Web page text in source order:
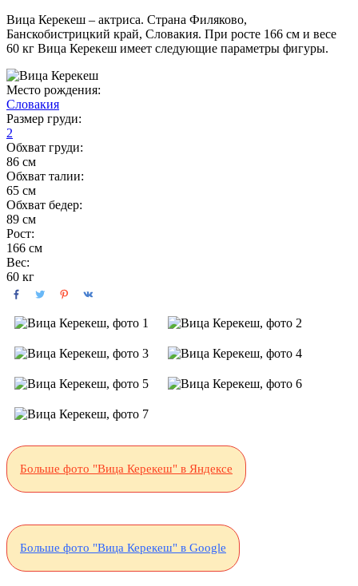
Вица Керекеш – актриса. Страна Филяково,
Банскобистрицкий край, Словакия. При росте 166 см и весе
60 кг Вица Керекеш имеет следующие параметры фигуры.
Место рождения:
Словакия
Размер груди:
2
Обхват груди:
86 см
Обхват талии:
65 см
Обхват бедер:
89 см
Рост:
166 см
Вес:
60 кг
Больше фото "Вица Керекеш" в Яндексе
Больше фото "Вица Керекеш" в Google